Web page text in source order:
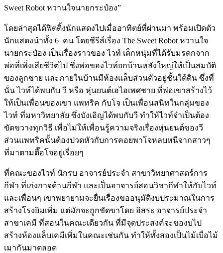
Sweet Robot หวานใจนายกระป๋อง”
โดยล่าสุดได้ฟิตติ้งนักแสดงไปเมื่ออาทิตย์ที่ผ่านมา พร้อมเปิดตัว
นักแสดงนำทั้ง 6 คน โดยซีรีส์เรื่อง The Sweet Robot หวานใจ
นายกระป๋อง เป็นเรื่องราวของ ไวท์ เด็กหนุ่มที่ได้รับมรดกจาก
พ่อที่เพิ่งเสียชีวิตไป ซึ่งพ่อของไวท์ยกบ้านหลังใหญ่ให้เป็นสมบัติ
ของลูกชาย และภายในบ้านมีห้องแล็บส่วนตัวอยู่ชั้นใต้ดิน ซึ่งที่
นั่น ไวท์ได้พบกับ วี หรือ หุ่นยนต์เอไอเพศชาย ที่พ่อเขาสร้างไว้
ให้เป็นเพื่อนของเขา แพทริค กับโจ เป็นเพื่อนสนิทในกลุ่มของ
ไวท์ ที่มหาวิทยาลัย ซึ่งบังเอิญได้พบกับวี ทำให้ไวท์จำเป็นต้อง
ขัดขวางทุกวิธี เพื่อไม่ให้เพื่อนรู้ความจริงเรื่องหุ่นยนต์ของวี
ส่วนแพทริคนั้นต้องปวดหัวกับการคอยพาโจหลบหนีจากสาวๆ
ที่มาตามตื๊อโจอยู่เรื่อยๆ
ที่คณะของไวท์ นักรบ อาจารย์ประจำ สาขาวิทยาศาสตร์การ
กีฬา ที่เก่งกาจด้านกีฬา และเป็นอาจารย์สอนวิชากีฬาให้กับไวท์
และเพื่อนๆ เขาพยายามจะยื่นเรื่องขออนุมัติงบประมาณในการ
สร้างโรงยิมเพิ่ม แต่มักจะถูกขัดขาโดย อิสระ อาจารย์ประจำ
สาขาเคมี ที่สอนในคณะเดียวกัน ที่มีจุดประสงค์จะของบไป
สร้างห้องแล็บเคมีเพิ่มในคณะเช่นกัน ทำให้ทั้งสองเป็นไม้เบื่อไม้
เมากันมาตลอด